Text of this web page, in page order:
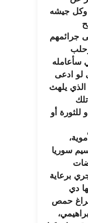
وكل جيشه
جرائمهم
سأعامله
لو ادعى
الذي يلهث
للثورة أو
سوريا
برعاية
دي
حمص